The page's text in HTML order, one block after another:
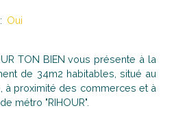
: Oui
TON BIEN vous présente à la
de 34m2 habitables, situé au
à proximité des commerces et à
métro "RIHOUR".